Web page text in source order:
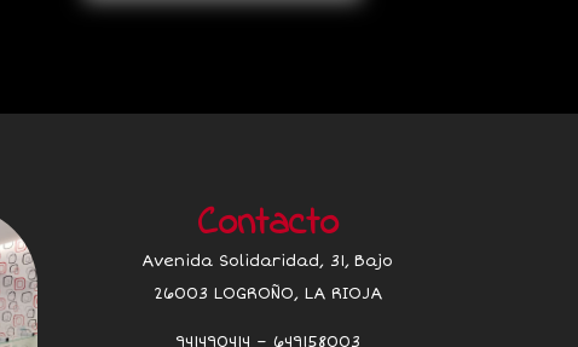
Contacto
Avenida Solidaridad, 31, Bajo
26003 LOGROÑO, LA RIOJA
941490414 – 649158003